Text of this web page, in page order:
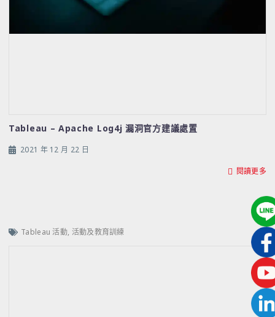
Tableau – Apache Log4j 漏洞官方建議處置
2021 年 12 月 22 日
閱讀更多
Tableau 活動, 活動及教育訓練